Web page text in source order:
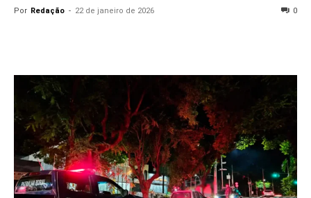
Por Redação - 22 de janeiro de 2026 0